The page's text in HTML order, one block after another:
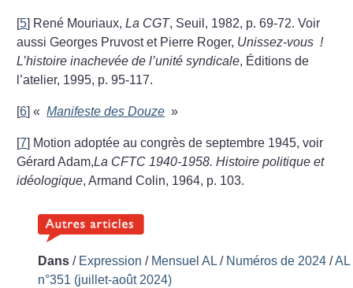
[5] René Mouriaux,La CGT, Seuil, 1982, p. 69-72. Voir
aussi Georges Pruvost et Pierre Roger, Unissez-vous !
L’histoire inachevée de l’unité syndicale, Éditions de
l’atelier, 1995, p. 95-117.
[6]« Manifeste des Douze »
[7] Motion adoptée au congrès de septembre 1945, voir
Gérard Adam,La CFTC 1940-1958. Histoire politique et
idéologique, Armand Colin, 1964, p. 103.
Dans / Expression / Mensuel AL / Numéros de 2024 /AL
n°351 (juillet-août 2024)